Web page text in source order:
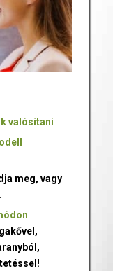
valósítani
meg, vagy